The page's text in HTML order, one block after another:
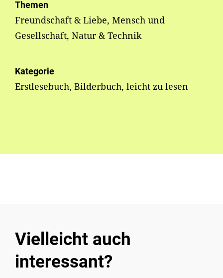
Themen
Freundschaft & Liebe, Mensch und
Gesellschaft, Natur & Technik
Kategorie
Erstlesebuch, Bilderbuch, leicht zu lesen
Vielleicht auch
interessant?